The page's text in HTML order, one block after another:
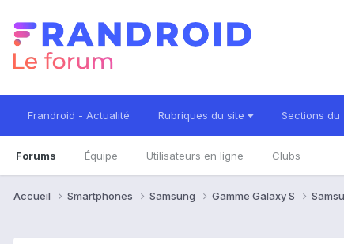
Frandroid - Actualité Rubriques du site Sections du
Forums Équipe Utilisateurs en ligne Clubs
Accueil Smartphones Samsung Gamme Galaxy S